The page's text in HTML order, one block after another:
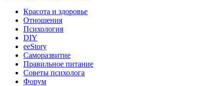
Красота и здоровье
Отношения
Психология
DIY
ееStory
Саморазвитие
Правильное питание
Советы психолога
Форум